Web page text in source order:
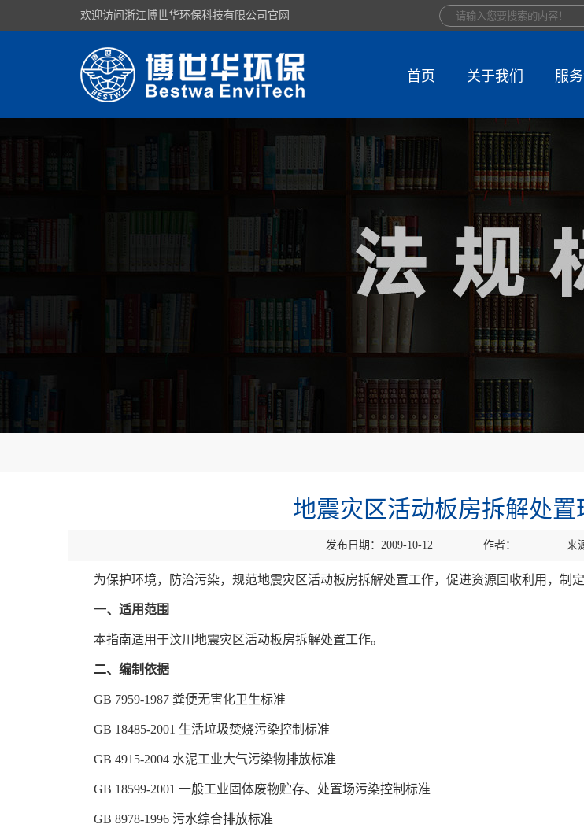
欢迎访问浙江博世华环保科技有限公司官网
首页 关于我们 服
地震灾区活动板房拆解处
发布日期：2009-10-12 作者： 来
为保护环境，防治污染，规范地震灾区活动板房拆解处置工作，促进资源回收利用，制定
一、适用范围
本指南适用于汶川地震灾区活动板房拆解处置工作。
二、编制依据
GB 7959-1987 粪便无害化卫生标准
GB 18485-2001 生活垃圾焚烧污染控制标准
GB 4915-2004 水泥工业大气污染物排放标准
GB 18599-2001 一般工业固体废物贮存、处置场污染控制标准
GB 8978-1996 污水综合排放标准